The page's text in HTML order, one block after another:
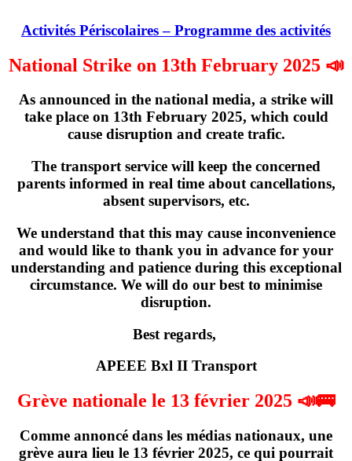
Activités Périscolaires – Programme des activités
National Strike on 13th February 2025 📣
As announced in the national media, a strike will
take place on 13th February 2025, which could
cause disruption and create trafic.
The transport service will keep the concerned
parents informed in real time about cancellations,
absent supervisors, etc.
We understand that this may cause inconvenience
and would like to thank you in advance for your
understanding and patience during this exceptional
circumstance. We will do our best to minimise
disruption.
Best regards,
APEEE Bxl II Transport
Grève nationale le 13 février 2025 📣🚌
Comme annoncé dans les médias nationaux, une
grève aura lieu le 13 février 2025, ce qui pourrait